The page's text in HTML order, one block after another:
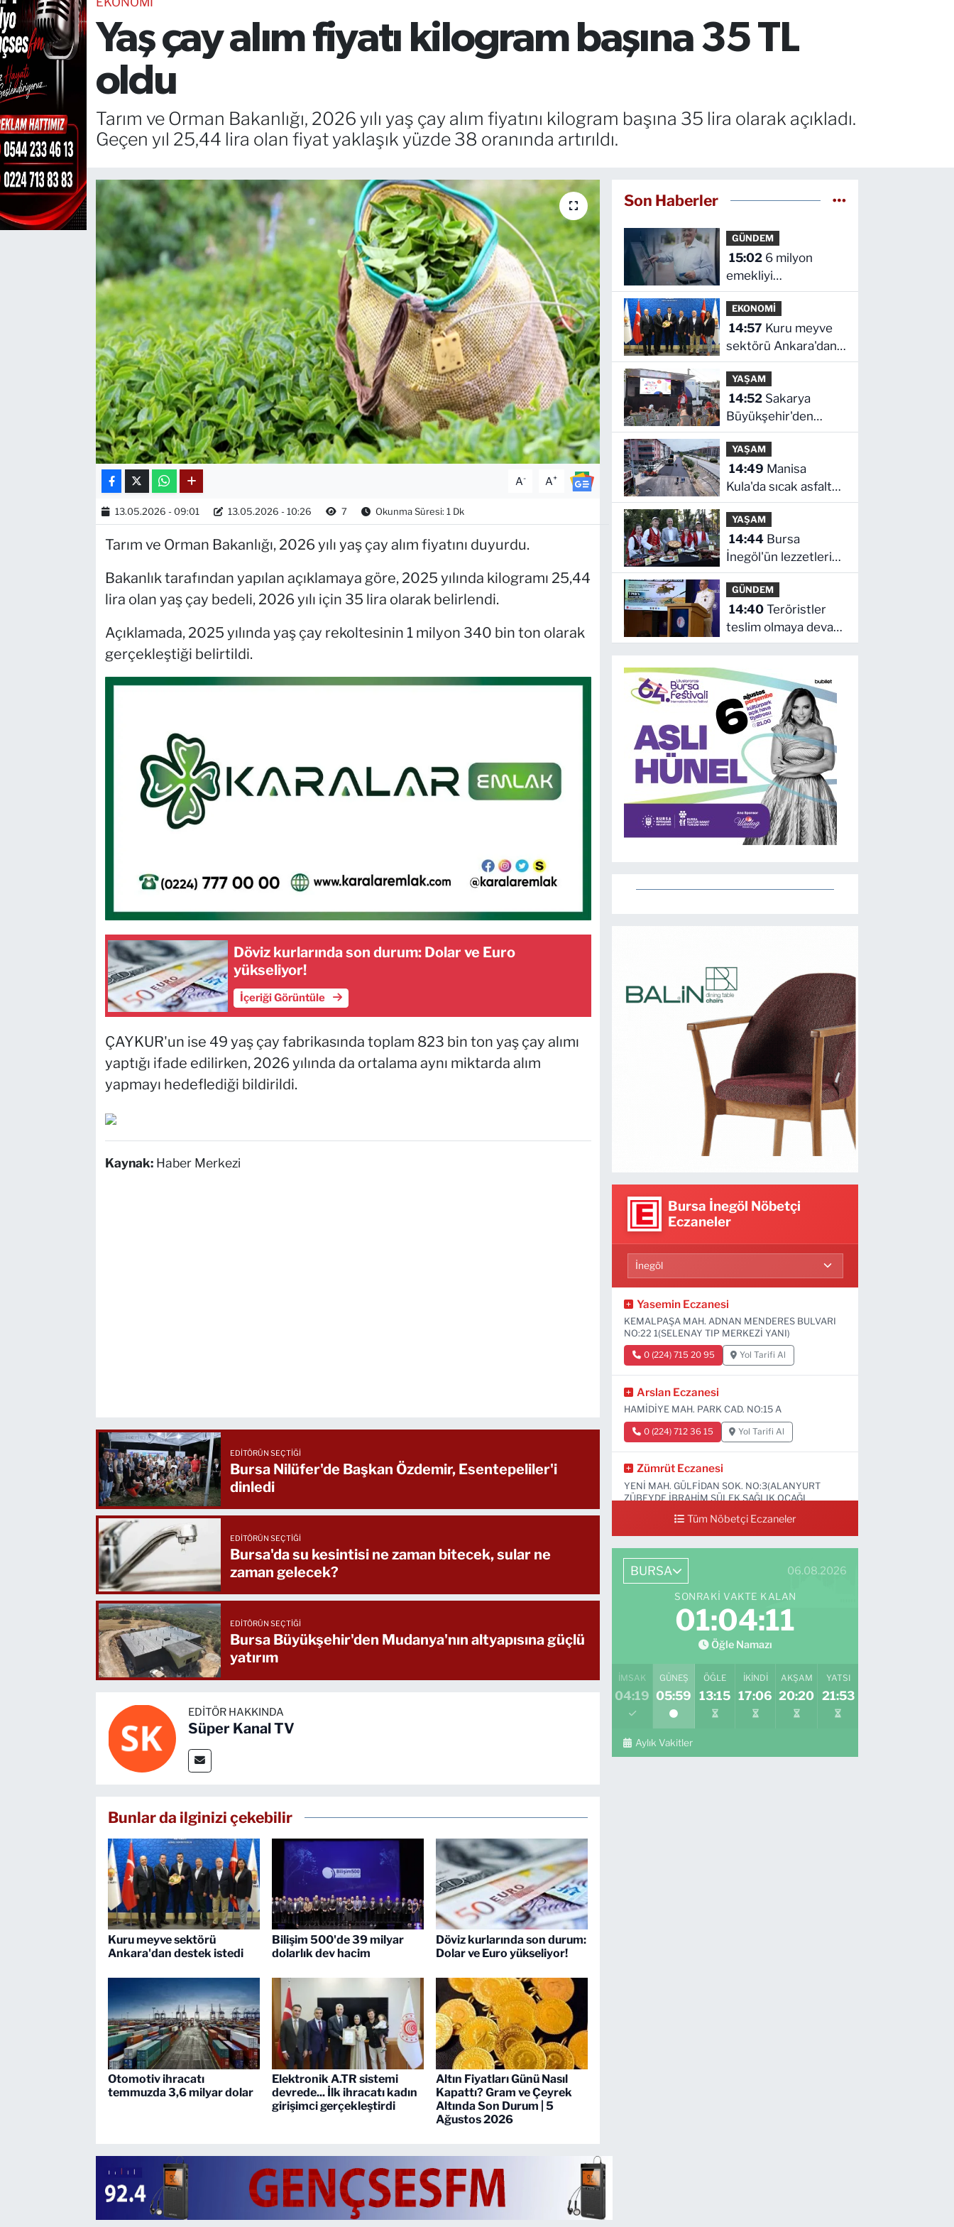
Yaş çay alım fiyatı kilogram başına 35 TL
oldu
Tarım ve Orman Bakanlığı, 2026 yılı yaş çay alım fiyatını kilogram başına 35 lira olarak açıkladı.
Geçen yıl 25,44 lira olan fiyat yaklaşık yüzde 38 oranında artırıldı.
A- A+
13.05.2026 - 09:01 13.05.2026 - 10:26 7 Okunma Süresi: 1 Dk
Tarım ve Orman Bakanlığı, 2026 yılı yaş çay alım fiyatını duyurdu.
Bakanlık tarafından yapılan açıklamaya göre, 2025 yılında kilogramı 25,44
lira olan yaş çay bedeli, 2026 yılı için 35 lira olarak belirlendi.
Açıklamada, 2025 yılında yaş çay rekoltesinin 1 milyon 340 bin ton olarak
gerçekleştiği belirtildi.
Döviz kurlarında son durum: Dolar ve Euro
yükseliyor!
İçeriği Görüntüle
ÇAYKUR'un ise 49 yaş çay fabrikasında toplam 823 bin ton yaş çay alımı
yaptığı ifade edilirken, 2026 yılında da ortalama aynı miktarda alım
yapmayı hedeflediği bildirildi.
Kaynak: Haber Merkezi
EDITÖRÜN SEÇTIĞI
Bursa Nilüfer'de Başkan Özdemir, Esentepeliler'i
dinledi
EDITÖRÜN SEÇTIĞI
Bursa'da su kesintisi ne zaman bitecek, sular ne
zaman gelecek?
EDITÖRÜN SEÇTIĞI
Bursa Büyükşehir'den Mudanya'nın altyapısına güçlü
yatırım
EDITÖR HAKKINDA
Süper Kanal TV
Bunlar da ilginizi çekebilir
Kuru meyve sektörü
Ankara'dan destek istedi
Bilişim 500'de 39 milyar
dolarlık dev hacim
Döviz kurlarında son durum:
Dolar ve Euro yükseliyor!
Otomotiv ihracatı
temmuzda 3,6 milyar dolar
Elektronik A.TR sistemi
devrede... İlk ihracatı kadın
girişimci gerçekleştirdi
Altın Fiyatları Günü Nasıl
Kapattı? Gram ve Çeyrek
Altında Son Durum | 5
Ağustos 2026
Son Haberler
GÜNDEM
15:02
emekliyi
ilgilendiriyor... Emekli
aylığı fark ödemeleri
7 Ağustos'ta
hesaplarda
EKONOMİ
14:57
sektörü Ankara'dan
destek istedi
YAŞAM
14:52
Büyükşehir'den
çocuklara yaz neşesi
YAŞAM
14:49
Kula'da sıcak asfalt
tamamlandı
YAŞAM
14:44
İnegöl'ün lezzetleri
vitrine çıkıyor
GÜNDEM
14:40 Teröristler
teslim olmaya devam
ediyor... Hudutlarda
Bursa İnegöl Nöbetçi
Eczaneler
Yasemin Eczanesi
KEMALPAŞA MAH. ADNAN MENDERES BULVARI
NO:22 1(SELENAY TIP MERKEZİ YANI)
0 (224) 715 20 95 Yol Tarifi Al
Arslan Eczanesi
HAMİDİYE MAH. PARK CAD. NO:15 A
0 (224) 712 36 15 Yol Tarifi Al
Zümrüt Eczanesi
YENİ MAH. GÜLFİDAN SOK. NO:3(ALANYURT
ZÜBEYDE İBRAHİM SÜLEK SAĞLIK OCAĞI
Tüm Nöbetçi Eczaneler
BURSA 06.08.2026
SONRAKI VAKTE KALAN
01:04:10
Öğle Namazı
İMSAK
04:19
GÜNEŞ
05:59
ÖĞLE
13:15
İKINDI
17:06
AKŞAM
20:20
YATSI
21:53
Aylık Vakitler
TEKNOLOJİ
CANLI DİNLE
RESMİ İLANLAR
Gencsesfm Canlı Dinle